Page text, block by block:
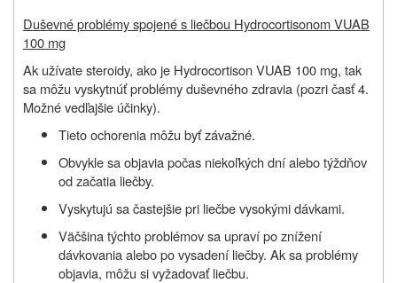
Duševné problémy spojené s liečbou Hydrocortisonom VUAB
100 mg
Ak užívate steroidy, ako je Hydrocortison VUAB 100 mg, tak
sa môžu vyskytnúť problémy duševného zdravia (pozri časť 4.
Možné vedľajšie účinky).
Tieto ochorenia môžu byť závažné.
Obvykle sa objavia počas niekoľkých dní alebo týždňov
od začatia liečby.
Vyskytujú sa častejšie pri liečbe vysokými dávkami.
Väčšina týchto problémov sa upraví po znížení
dávkovania alebo po vysadení liečby. Ak sa problémy
objavia, môžu si vyžadovať liečbu.